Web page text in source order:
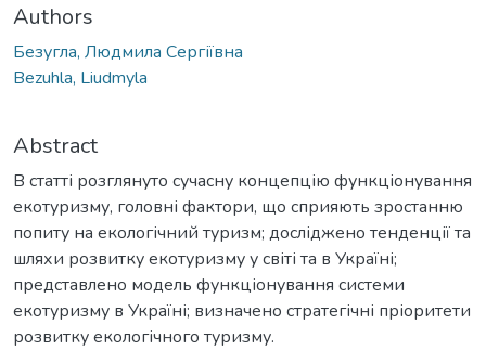
Authors
Безугла, Людмила Сергіївна
Bezuhla, Liudmyla
Abstract
В статті розглянуто сучасну концепцію функціонування
екотуризму, головні фактори, що сприяють зростанню
попиту на екологічний туризм; досліджено тенденції та
шляхи розвитку екотуризму у світі та в Україні;
представлено модель функціонування системи
екотуризму в Україні; визначено стратегічні пріоритети
розвитку екологічного туризму.